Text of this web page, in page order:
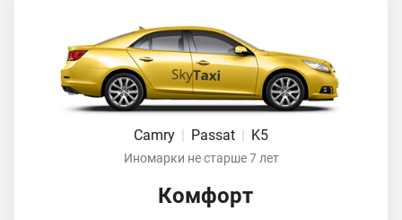
Camry Passat K5
Иномарки не старше 7 лет
Комфорт